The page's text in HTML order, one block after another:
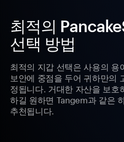
최적의
선택 방법
최적의 지갑 선택은 사용의 용
보안에 중점을 두어 귀하만의
정됩니다. 거대한 자산을 보호
하길 원하면 Tangem과 같은
추천됩니다.